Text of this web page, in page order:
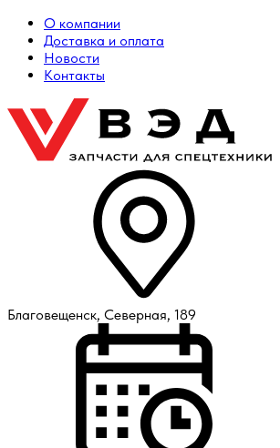
О компании
Доставка и оплата
Новости
Контакты
Благовещенск, Северная, 189